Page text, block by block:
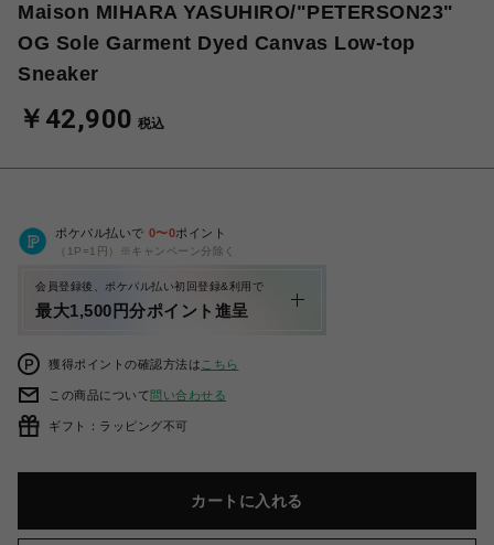
Maison MIHARA YASUHIRO/"PETERSON23"
OG Sole Garment Dyed Canvas Low-top
Sneaker
￥42,900 税込
ポケパル払いで 0〜0ポイント
（1P=1円）※キャンペーン分除く
会員登録後、ポケパル払い初回登録&利用で
最大1,500円分ポイント進呈
獲得ポイントの確認方法は こちら
この商品について問い合わせる
ギフト：ラッピング不可
カートに入れる